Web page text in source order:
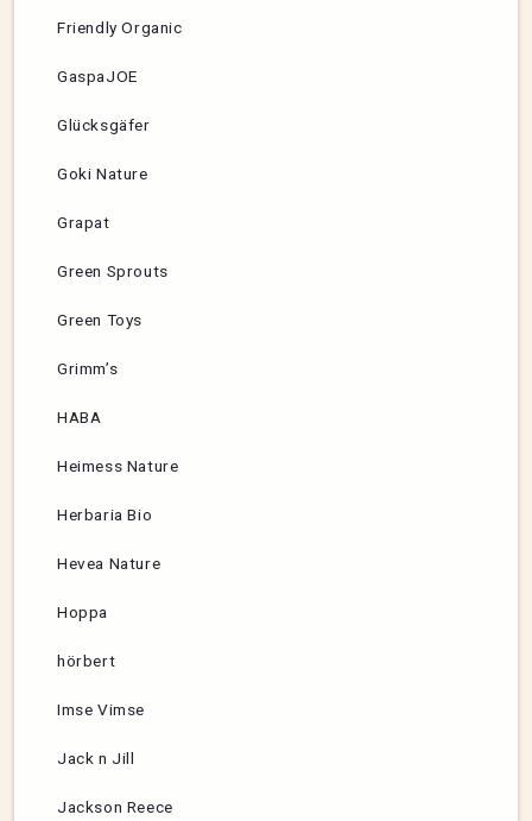
Friendly Organic
GaspaJOE
Glücksgäfer
Goki Nature
Grapat
Green Sprouts
Green Toys
Grimm’s
HABA
Heimess Nature
Herbaria Bio
Hevea Nature
Hoppa
hörbert
Imse Vimse
Jack n Jill
Jackson Reece